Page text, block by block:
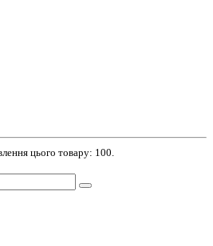
цього товару: 100.